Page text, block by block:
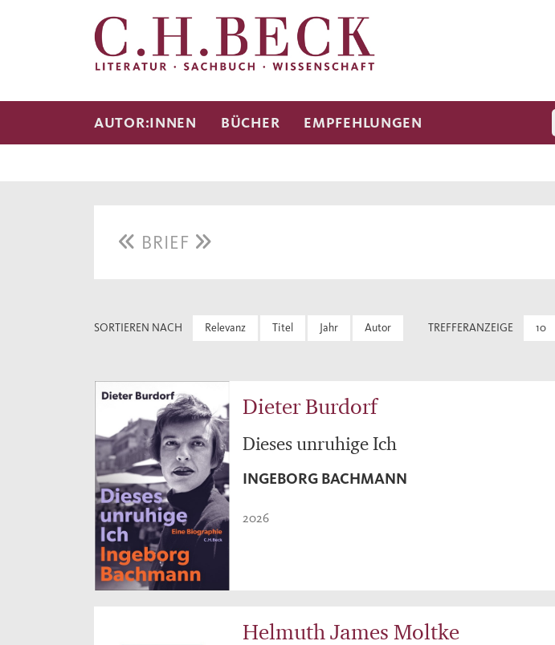
AUTOR:INNEN BÜCHER EMPFEHLUNGEN
BRIEF
SORTIEREN NACH Relevanz Titel Jahr Autor TREFFERANZEIGE 10
Dieter Burdorf
Dieses unruhige Ich
INGEBORG BACHMANN
2026
Helmuth James Moltke